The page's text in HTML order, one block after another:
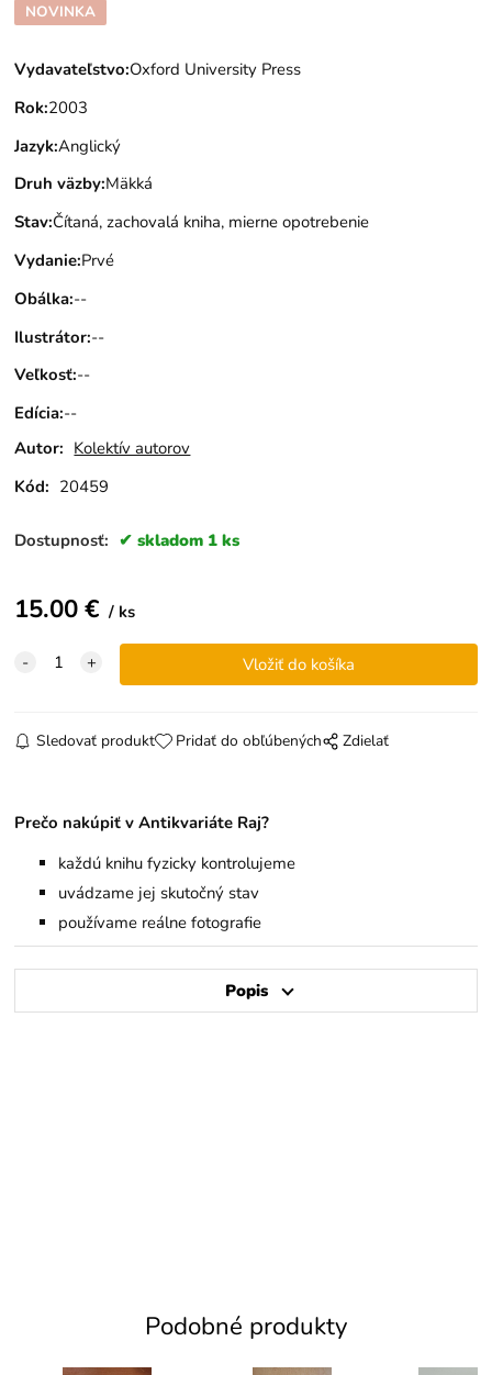
NOVINKA
Vydavateľstvo:Oxford University Press
Rok:2003
Jazyk:Anglický
Druh väzby:Mäkká
Stav:Čítaná, zachovalá kniha, mierne opotrebenie
Vydanie:Prvé
Obálka:--
Ilustrátor:--
Veľkosť:--
Edícia:--
Autor: Kolektív autorov
Kód: 20459
Dostupnosť: skladom 1 ks
15.00€ ks
Sledovať produkt Pridať do obľúbených Zdielať
Prečo nakúpiť v Antikvariáte Raj?
každú knihu fyzicky kontrolujeme
uvádzame jej skutočný stav
používame reálne fotografie
Popis
Podobné produkty